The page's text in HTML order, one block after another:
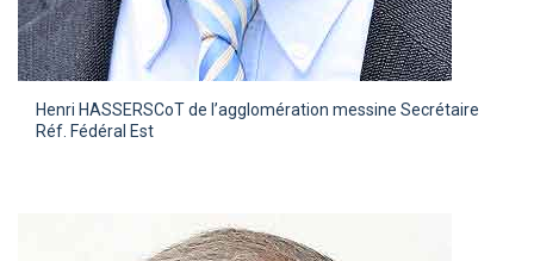
Henri HASSERSCoT de l’agglomération messine Secrétaire
Réf. Fédéral Est